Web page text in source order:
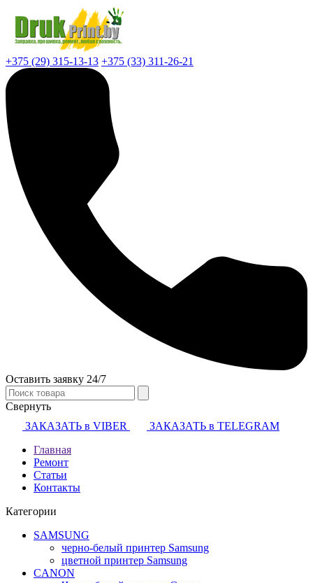
+375 (29) 315-13-13 +375 (33) 311-26-21
Оставить заявку 24/7
Свернуть
ЗАКАЗАТЬ в VIBER
ЗАКАЗАТЬ в TELEGRAM
Главная
Ремонт
Статьи
Контакты
Категории
SAMSUNG
черно-белый принтер Samsung
цветной принтер Samsung
CANON